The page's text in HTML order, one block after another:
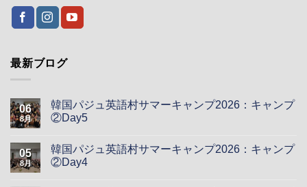
最新ブログ
06
8月
韓国パジュ英語村サマーキャンプ2026：キャンプ
②Day5
05
8月
韓国パジュ英語村サマーキャンプ2026：キャンプ
②Day4